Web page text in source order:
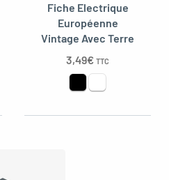
Fiche Electrique
Européenne
Vintage Avec Terre
3,49€ TTC